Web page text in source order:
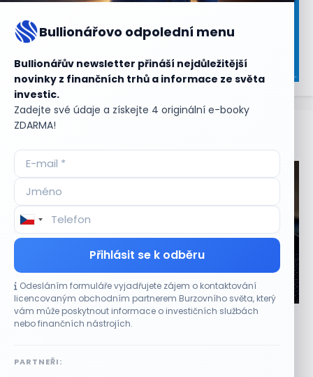
Bullionářovo odpolední menu
Bullionářův newsletter přináší nejdůležitější
novinky z finančních trhů a informace ze světa
investic.
Zadejte své údaje a získejte 4 originální e-booky
ZDARMA!
Přihlásit se k odběru
Odesláním formuláře vyjadřujete zájem o kontaktování
licencovaným obchodním partnerem Burzovního světa, který
vám může poskytnout informace o investičních službách
nebo finančních nástrojích.
PARTNEŘI:
Aktuální
CO HÝBE TRHEM
Výsledky společností jsou silné. Proč to akciový
trh zatím neoceňuje?